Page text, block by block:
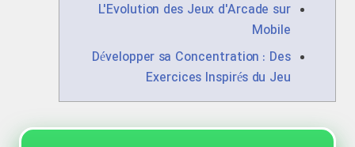
L'Evolution des Jeux d'Arcade sur
Mobile
Développer sa Concentration : Des
Exercices Inspirés du Jeu